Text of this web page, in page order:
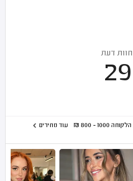
חוות דעת
29
הלקוחה 1000 - 800
₪ עוד מחירים